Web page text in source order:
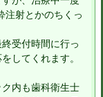
注射とかのちくっ
受付時間に行っ
してくれます。
内も歯科衛生士